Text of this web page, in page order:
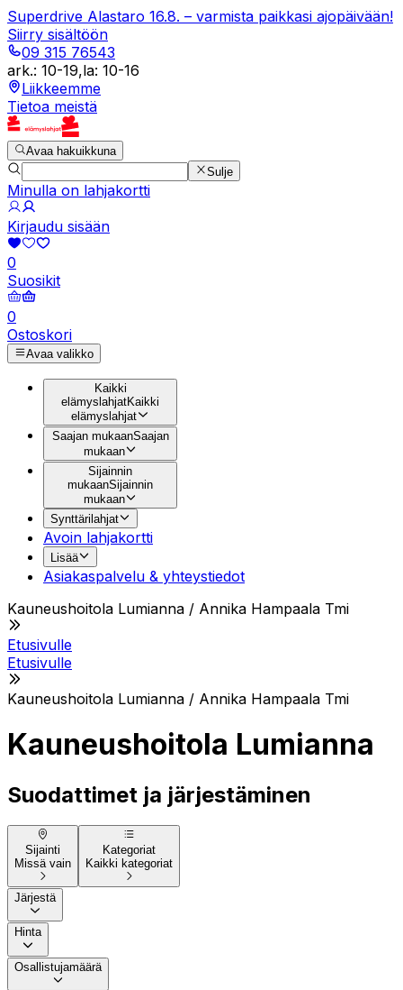
Superdrive Alastaro 16.8. – varmista paikkasi ajopäivään!
Siirry sisältöön
09 315 76543
ark.: 10-19,la: 10-16
Liikkeemme
Tietoa meistä
Avaa hakuikkuna
Sulje
Minulla on lahjakortti
Kirjaudu sisään
0
Suosikit
0
Ostoskori
Avaa valikko
Kaikki
elämyslahjatKaikki
elämyslahjat
Saajan mukaanSaajan
mukaan
Sijainnin
mukaanSijainnin
mukaan
Synttärilahjat
Avoin lahjakortti
Lisää
Asiakaspalvelu & yhteystiedot
Kauneushoitola Lumianna / Annika Hampaala Tmi
Etusivulle
Etusivulle
Kauneushoitola Lumianna / Annika Hampaala Tmi
Kauneushoitola Lumianna
Suodattimet ja järjestäminen
Sijainti
Missä vain
Kategoriat
Kaikki kategoriat
Järjestä
Hinta
Osallistujamäärä